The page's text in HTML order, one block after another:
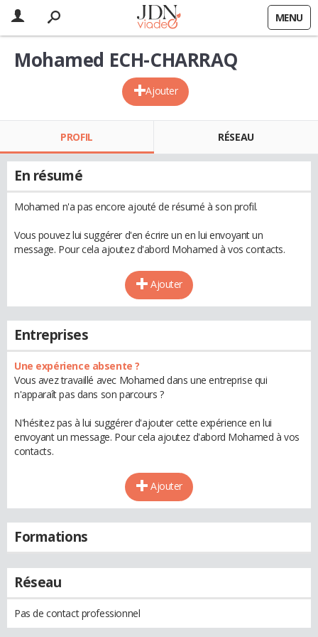
MENU
Ajouter
Mohamed ECH-CHARRAQ
PROFIL RÉSEAU
En résumé
Mohamed n'a pas encore ajouté de résumé à son profil.
Vous pouvez lui suggérer d'en écrire un en lui envoyant un
message. Pour cela ajoutez d'abord Mohamed à vos contacts.
Ajouter
Entreprises
Une expérience absente ?
Vous avez travaillé avec Mohamed dans une entreprise qui
n'apparaît pas dans son parcours ?
N'hésitez pas à lui suggérer d'ajouter cette expérience en lui
envoyant un message. Pour cela ajoutez d'abord Mohamed à vos
contacts.
Ajouter
Formations
Réseau
Pas de contact professionnel